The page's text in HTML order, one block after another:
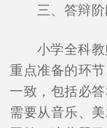
三、答辩阶
小学全科
重点准备的环
一致，包括必
需要从音乐、